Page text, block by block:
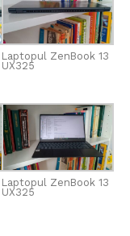
Laptopul ZenBook 13
UX325
Laptopul ZenBook 13
UX325